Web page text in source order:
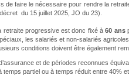
de faire le nécessaire pour rendre la
du 15 juillet 2025, JO du 23).
retraite progressive est donc fixé à60 ans
les salariés et non-salariés
conditions doivent être également
et de périodes reconnues
partiel ou à temps réduit entre 40%